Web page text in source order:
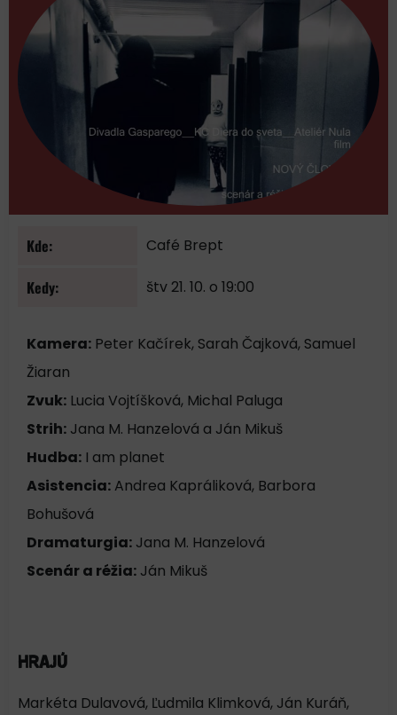
Kde: Café Brept
Kedy: štv 21. 10. o 19:00
Kamera: Peter Kačírek, Sarah Čajková, Samuel
Žiaran
Zvuk: Lucia Vojtíšková, Michal Paluga
Strih: Jana M. Hanzelová a Ján Mikuš
Hudba: I am planet
Asistencia: Andrea Kapráliková, Barbora
Bohušová
Dramaturgia: Jana M. Hanzelová
Scenár a réžia: Ján Mikuš
Hrajú
Markéta Dulavová, Ľudmila Klimková, Ján Kuráň,